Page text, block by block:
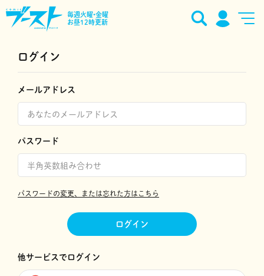
毎週火曜•金曜
お昼12時更新
ログイン
メールアドレス
パスワード
パスワードの変更、または忘れた方はこちら
ログイン
他サービスでログイン